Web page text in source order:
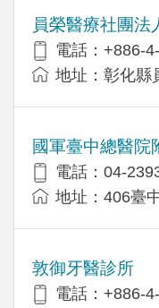
員榮醫療社團法
電話：+886-
地址：彰化縣
國軍臺中總醫院
電話：04-
地址：406臺
敦御牙醫診所
電話：+886-